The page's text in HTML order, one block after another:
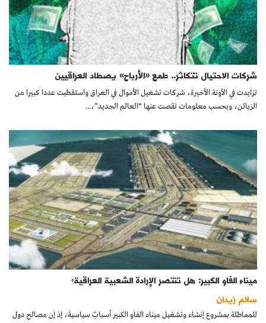
شركات الاحتيال تتكاثر.. طمع «الأرباح» يصطاد العراقيين
تزايدت في الآونة الأخيرة، شركات تشغيل الأموال في العراق واستقطبت عددا كبيرا من
الزبائن، وبحسب معلومات تقصت عنها “العالم الجديد”،...
ميناء الفاو الكبير: هل تنتصر الإرادة الشعبية العراقية؟
سلام زيدان
للمماطلة بمشروع إنشاء وتشغيل ميناء الفاو الكبير أسبابٌ سياسية، إذ إن مصالح دول